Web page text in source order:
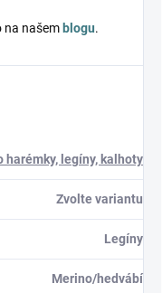
na našem blogu.
harémky, legíny, kalhoty
Zvolte variantu
Legíny
Merino/hedvábí